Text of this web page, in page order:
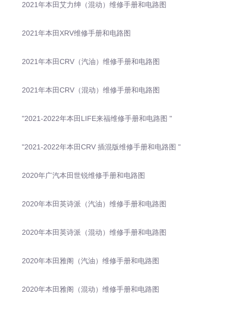
2021年本田艾力绅（混动）维修手册和电路图
2021年本田XRV维修手册和电路图
2021年本田CRV（汽油）维修手册和电路图
2021年本田CRV（混动）维修手册和电路图
"2021-2022年本田LIFE来福维修手册和电路图 "
"2021-2022年本田CRV 插混版维修手册和电路图 "
2020年广汽本田世锐维修手册和电路图
2020年本田英诗派（汽油）维修手册和电路图
2020年本田英诗派（混动）维修手册和电路图
2020年本田雅阁（汽油）维修手册和电路图
2020年本田雅阁（混动）维修手册和电路图